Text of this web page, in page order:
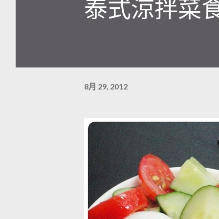
泰式涼拌菜
8月 29, 2012